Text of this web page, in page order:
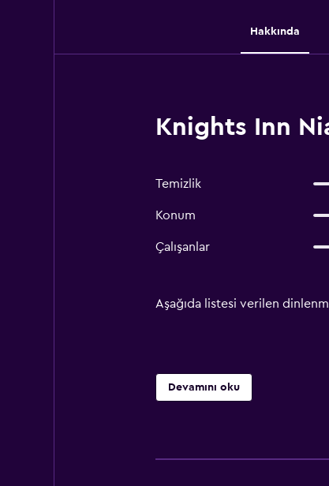
Hakkında
Knights Inn
Temizlik
Konum
Çalışanlar
Aşağıda listesi verilen
Devamını oku